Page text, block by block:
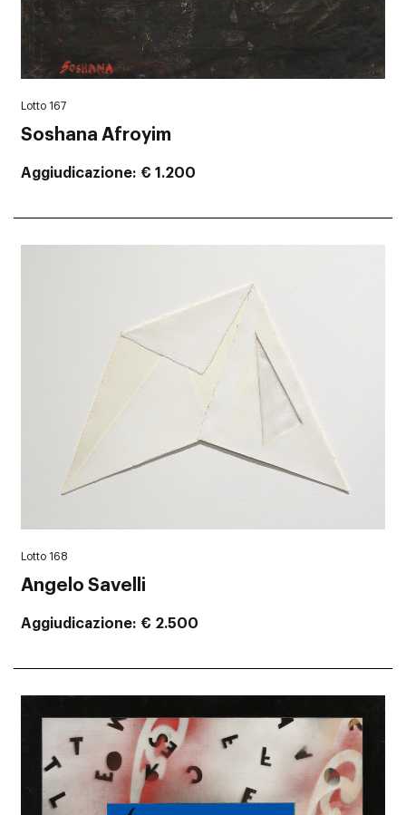
Lotto 167
Soshana Afroyim
Aggiudicazione € 1.200
Lotto 168
Angelo Savelli
Aggiudicazione € 2.500